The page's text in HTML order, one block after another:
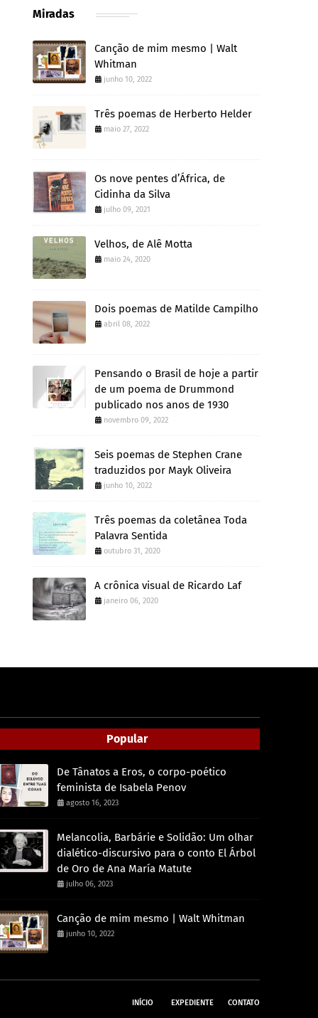
Miradas
Canção de mim mesmo | Walt
Whitman
junho 10, 2022
Três poemas de Herberto Helder
maio 27, 2022
Os nove pentes d’África, de
Cidinha da Silva
julho 09, 2021
Velhos, de Alê Motta
maio 24, 2020
Dois poemas de Matilde Campilho
abril 08, 2022
Pensando o Brasil de hoje a partir
de um poema de Drummond
publicado nos anos de 1930
novembro 09, 2022
Seis poemas de Stephen Crane
traduzidos por Mayk Oliveira
junho 10, 2022
Três poemas da coletânea Toda
Palavra Sentida
outubro 31, 2020
A crônica visual de Ricardo Laf
janeiro 06, 2020
Popular
De Tânatos a Eros, o corpo-poético
feminista de Isabela Penov
agosto 16, 2023
Melancolia, Barbárie e Solidão: Um olhar
dialético-discursivo para o conto El Árbol
de Oro de Ana María Matute
julho 06, 2023
Canção de mim mesmo | Walt Whitman
junho 10, 2022
INÍCIO EXPEDIENTE CONTATO